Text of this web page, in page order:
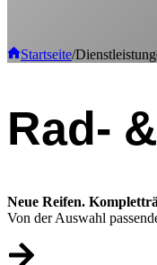
Startseite/
Rad-
Neue Reifen.
Von der Auswahl